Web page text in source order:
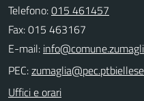
Telefono:015 461457
Fax: 015 463167
E-mail:
PEC:
Uffici e orari